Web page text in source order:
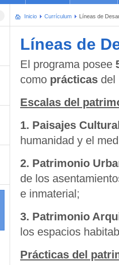
Inicio Currículum Líneas de
Líneas de
El programa posee
como prácticas del
Escalas del
1. Paisajes
humanidad y el
2. Patrimonio
de los
e inmaterial;
3. Patrimonio
los espacios
Prácticas del